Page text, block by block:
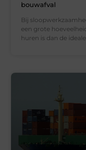
bouwafval
Bij
een grote
huren is dan de